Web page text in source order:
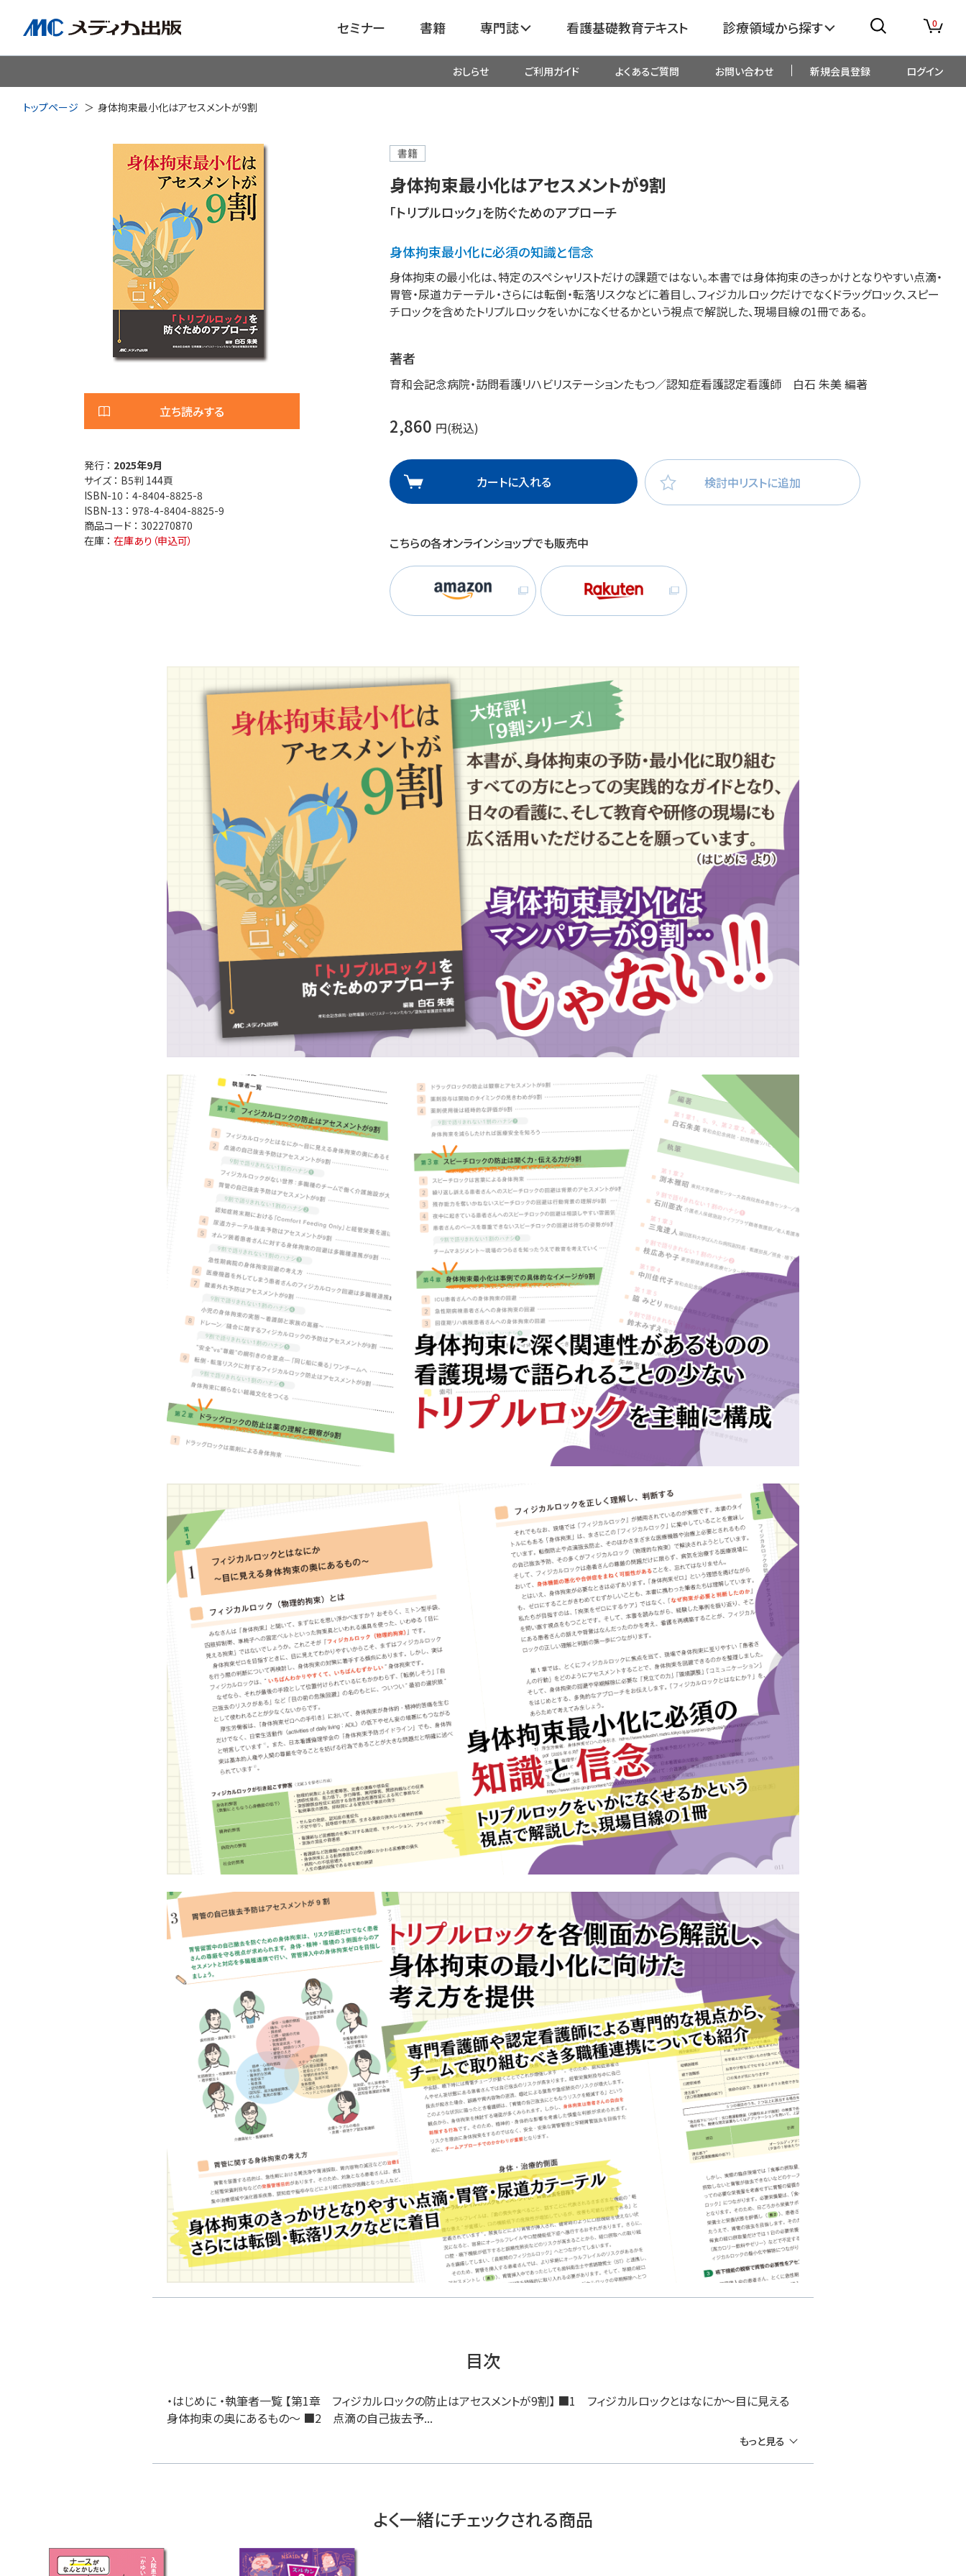
セミナー 書籍 専門誌
看護
医学
栄養
看護基礎教育テキスト 診療領域から探す
脳神経
透析・腎臓・血液浄化 がん
耳鼻咽喉科 産科・婦人科・周産期・助産 新生児・小児
手術室・麻酔 救命・救急
感染管理・感染症 栄養管理 超音波・画像・臨床検査 薬剤
医療安全
0
おしらせ ご利用ガイド よくあるご質問 お問い合わせ 新規会員登録 ログイン
トップページ 身体拘束最小化はアセスメントが9割
立ち読みする
発行 ： 2025年9月
サイズ ： B5判 144頁
ISBN-10 ： 4-8404-8825-8
ISBN-13 ： 978-4-8404-8825-9
商品コード ： 302270870
在庫 ： 在庫あり（申込可）
書籍
身体拘束最小化はアセスメントが9割
「トリプルロック」を防ぐためのアプローチ
身体拘束最小化に必須の知識と信念
身体拘束の最小化は、特定のスペシャリストだけの課題ではない。本書では身体拘束のきっかけとなりやすい点滴・
胃管・尿道カテーテル・さらには転倒・転落リスクなどに着目し、フィジカルロックだけでなくドラッグロック、スピー
チロックを含めたトリプルロックをいかになくせるかという視点で解説した、現場目線の1冊である。
著者
育和会記念病院・訪問看護リハビリステーションたもつ／認知症看護認定看護師 白石 朱美 編著
2,860 円(税込)
カートに入れる 検討中リストに追加
こちらの各オンラインショップでも販売中
目次
・はじめに ・執筆者一覧 【第1章 フィジカルロックの防止はアセスメントが9割】 ■1 フィジカルロックとはなにか～目に見える
身体拘束の奥にあるもの～ ■2 点滴の自己抜去予...
もっと見る
よく一緒にチェックされる商品